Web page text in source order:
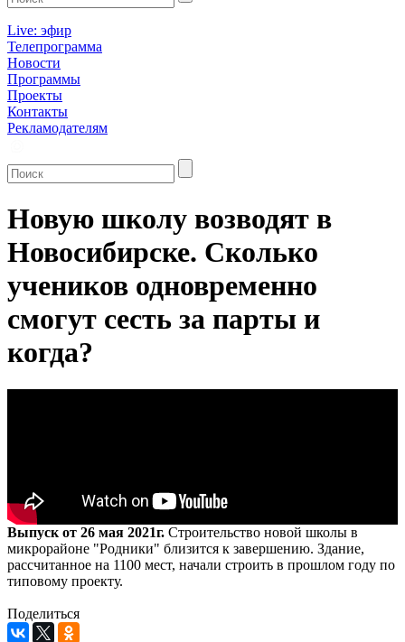
Live: эфир
Телепрограмма
Новости
Программы
Проекты
Контакты
Рекламодателям
Новую школу возводят в
Новосибирске. Сколько
учеников одновременно
смогут сесть за парты и
когда?
Выпуск от 26 мая 2021г. Строительство новой школы в
микрорайоне "Родники" близится к завершению. Здание,
рассчитанное на 1100 мест, начали строить в прошлом году по
типовому проекту.
Поделиться